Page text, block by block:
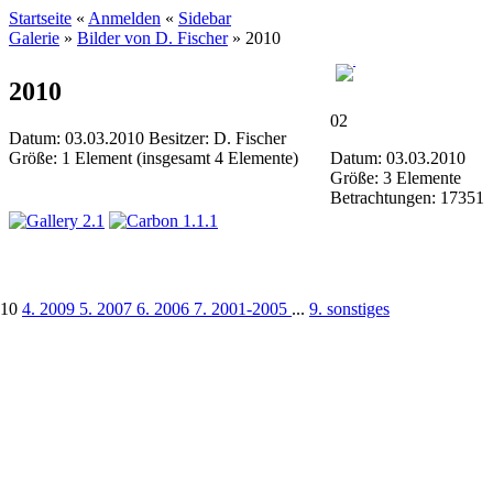
Startseite « Anmelden « Sidebar
Galerie » Bilder von D. Fischer» 2010
4. 2009 5. 2007 6. 2006 7. 2001-2005 ... 9. sonstiges
2010
Datum: 03.03.2010 Besitzer: D. Fischer
Größe: 1 Element (insgesamt 4 Elemente)
02
Datum: 03.03.2010
Größe: 3 Elemente
Betrachtungen: 17351